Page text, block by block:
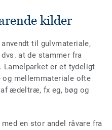
kilder
til gulvmateriale,
at de stammer fra
er et tydeligt
og mellemmateriale ofte
ædeltræ, fx eg, bøg og
en stor andel råvare fra